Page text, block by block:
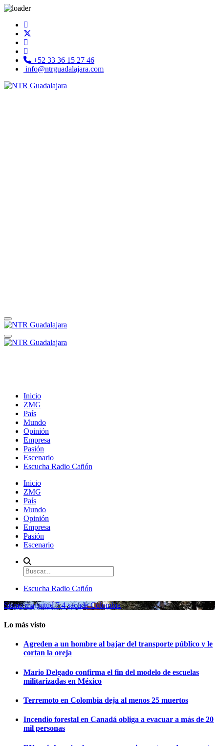
+52 33 36 15 27 46
info@ntrguadalajara.com
Inicio
ZMG
País
Mundo
Opinión
Empresa
Pasión
Escenario
Escucha Radio Cañón
Inicio
ZMG
País
Mundo
Opinión
Empresa
Pasión
Escenario
Escucha Radio Cañón
Sismo magnitud 7.4 sacude Colombia
Lo más visto
Agreden a un hombre al bajar del transporte público y le
cortan la oreja
Mario Delgado confirma el fin del modelo de escuelas
militarizadas en México
Terremoto en Colombia deja al menos 25 muertos
Incendio forestal en Canadá obliga a evacuar a más de 20
mil personas